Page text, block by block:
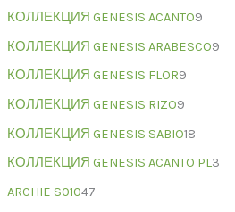
КОЛЛЕКЦИЯ GENESIS ACANTO9
КОЛЛЕКЦИЯ GENESIS ARABESCO9
КОЛЛЕКЦИЯ GENESIS FLOR9
КОЛЛЕКЦИЯ GENESIS RIZO9
КОЛЛЕКЦИЯ GENESIS SABIO18
КОЛЛЕКЦИЯ GENESIS ACANTO PL3
ARCHIE S01047